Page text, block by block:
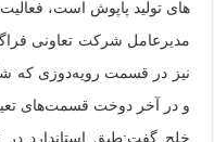
های تولید پاپوش است، فعالیت
مدیرعامل شرکت تعاونی
نیز در قسمت رویه‌دوزی که
و در آخر دوخت قسمت‌های